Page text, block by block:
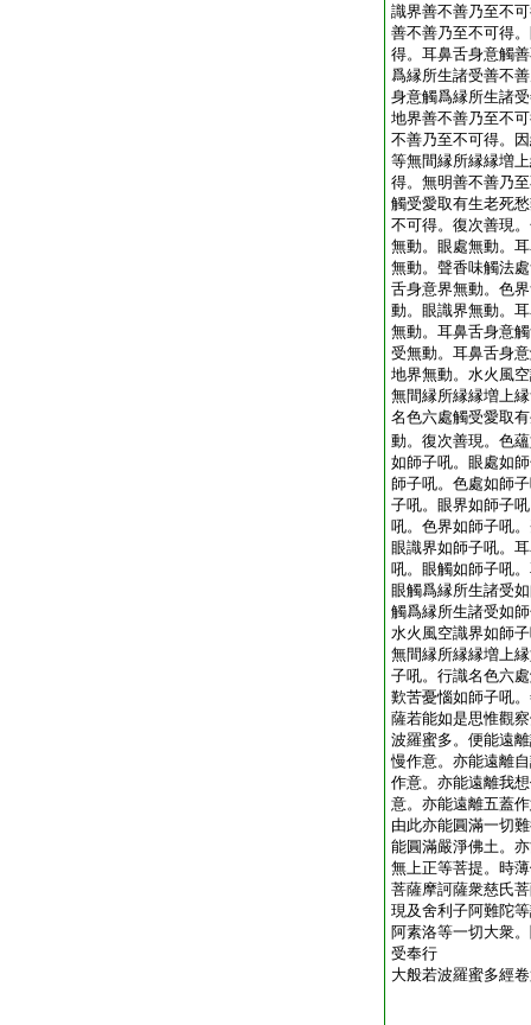
識界善不善乃至不
善不善乃至不可得
得。耳鼻舌身意觸
爲縁所生諸受善不
身意觸爲縁所生諸
地界善不善乃至不
不善乃至不可得。
等無間縁所縁縁増
得。無明善不善乃
觸受愛取有生老死
不可得。復次善現
無動。眼處無動。
無動。聲香味觸法
舌身意界無動。色
動。眼識界無動。
無動。耳鼻舌身意
受無動。耳鼻舌身
地界無動。水火風
無間縁所縁縁増上
名色六處觸受愛取
動。復次善現。色
如師子吼。眼處如
師子吼。色處如師
子吼。眼界如師子
吼。色界如師子吼
眼識界如師子吼。
吼。眼觸如師子吼
眼觸爲縁所生諸受
觸爲縁所生諸受如
水火風空識界如師
無間縁所縁縁増上
子吼。行識名色六
歎苦憂惱如師子吼
薩若能如是思惟觀
波羅蜜多。便能遠
慢作意。亦能遠離
作意。亦能遠離我
意。亦能遠離五蓋
由此亦能圓滿一切
能圓滿嚴淨佛土。
無上正等菩提。時
菩薩摩訶薩衆慈氏
現及舍利子阿難陀
阿素洛等一切大衆
受奉行
大般若波羅蜜多經